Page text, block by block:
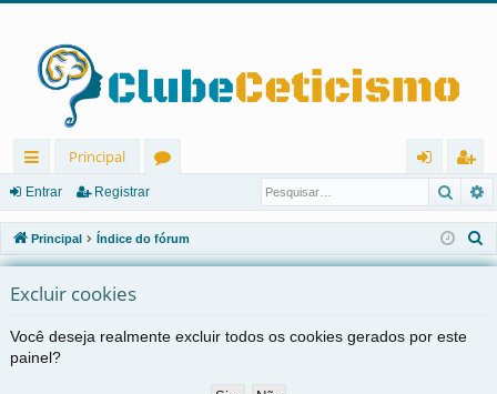
in
ks
rá
pi
os
Principal
u
ns
ra
r
eg
ist
ra
Entrar Registrar
Principal Índice do fórum
e
Excluir cookies
Você deseja realmente excluir todos os cookies gerados por este
painel?